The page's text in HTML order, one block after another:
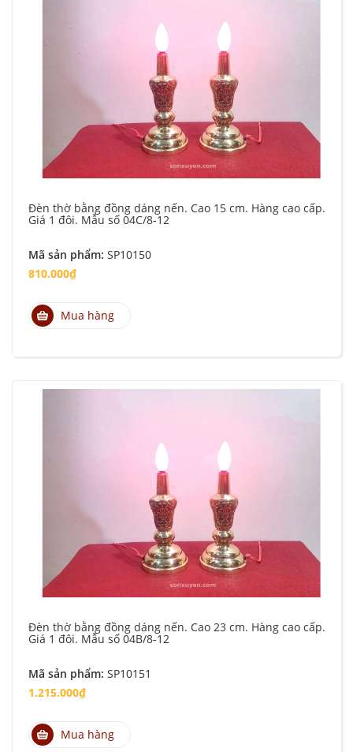
Đèn thờ bằng đồng dáng nến. Cao 15 cm. Hàng cao cấp.
Giá 1 đôi. Mẫu số 04C/8-12
Mã sản phẩm: SP10150
810.000₫
Mua hàng
Đèn thờ bằng đồng dáng nến. Cao 23 cm. Hàng cao cấp.
Giá 1 đôi. Mẫu số 04B/8-12
Mã sản phẩm: SP10151
1.215.000₫
Mua hàng